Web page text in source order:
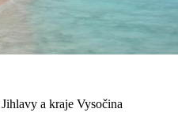
a kraje Vysočina